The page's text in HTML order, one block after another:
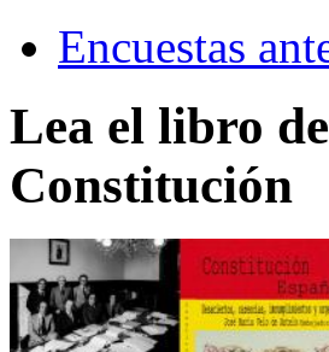
Encuestas
Lea el libro
Constitución